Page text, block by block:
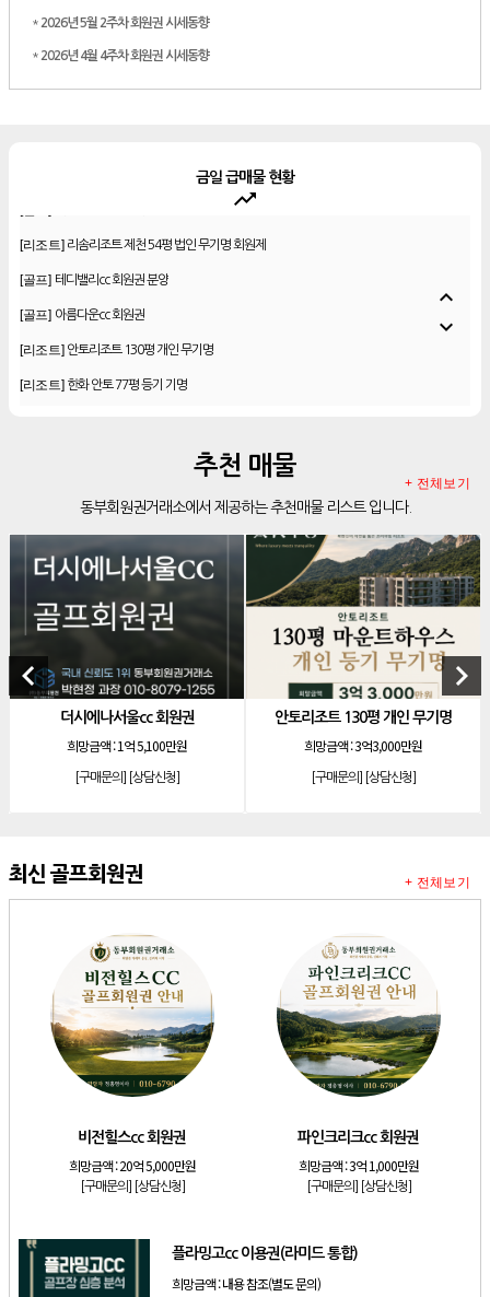
* 2026년 5월 2주차 회원권 시세동향
* 2026년 4월 4주차 회원권 시세동향
금일 급매물 현황
trending_up
[리조트] 리솜리조트 제천 54평 법인 무기명 회원제
[골프] 테디밸리cc 회원권 분양
[골프] 아름다운cc 회원권
[리조트] 안토리조트 130평 개인 무기명
[리조트] 한화 안토 77평 등기 기명
소노 이그젝큐티브 회원제 무기명
소노호텔앤리조트 로얄 회원제 기명
소노호텔앤리조트 로얄 회원제 기명
[리조트]
[리조트]소노호텔앤리조트 골드 회원제 무기명
[리조트]
[리조트]소노호텔앤리조트 스위트 등기 무기명
소노호텔앤리조트 스위트 등기 기명
[리조트] 소노호텔앤리조트 패밀리 등기 무기명
[골프]비전힐스cc 회원권
파인크리크cc 회원권
소노호텔앤리조트 패밀리 회원권
플라밍고cc 이용권(라미드 통합)
[골프]더시에나서울cc 회원권
우정힐스cc 회원권
더시에나서울cc 회원권
레이크우드cc 프리빌리지
expand_less
expand_more
추천 매물
동부회원권거래소에서 제공하는 추천매물 리스트 입니다.
+ 전체보기
keyboard_arrow_left
안토리조트 130평 개인 무기명
희망금액 :
[구매문의]
소노호텔앤리조트 스위
희망금액 :
[구매문의]
keyboard_arrow_right
최신 골프회원권
비전힐스cc 회원권
희망금액 :20억 5,000만원
[구매문의] [상담신청]
파인크리크cc 회원권
희망금액 :3억 1,000만원
[구매문의] [상담신청]
플라밍고cc 이용권(라미드 통합)
희망금액 :내용 참조(별도 문의)
+ 전체보기